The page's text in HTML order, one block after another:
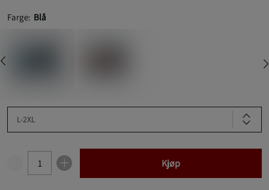
Farge: Blå
L-2XL
Kjøp